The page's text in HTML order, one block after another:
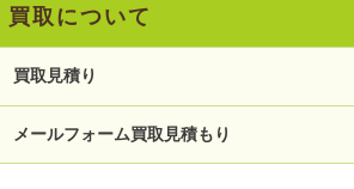
買取について
買取見積り
メールフォーム買取見積もり